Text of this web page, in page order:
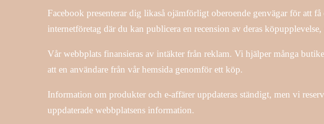
Facebook presenterar dig likaså ojämförligt oberoende genvägar för att
internetföretag där du kan publicera en recension av deras
Vår webbplats finansieras av intäkter från reklam. Vi hjälper många
att en användare från vår hemsida genomför ett köp.
Information om produkter och e-affärer uppdateras ständigt, men vi
uppdaterade webbplatsens information.